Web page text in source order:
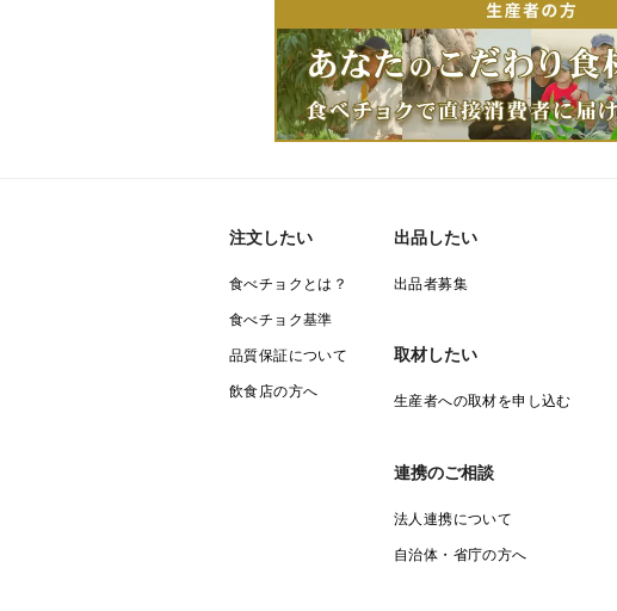
注文したい
食べチョクとは？
食べチョク基準
品質保証について
飲食店の方へ
出品したい
出品者募集
取材したい
生産者への取材を申し込む
連携のご相談
法人連携について
自治体・省庁の方へ